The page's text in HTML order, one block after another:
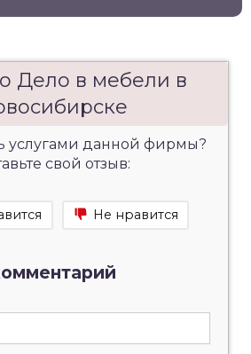
Дело в мебели в
услугами данной фирмы?
свой отзыв:
Не нравится